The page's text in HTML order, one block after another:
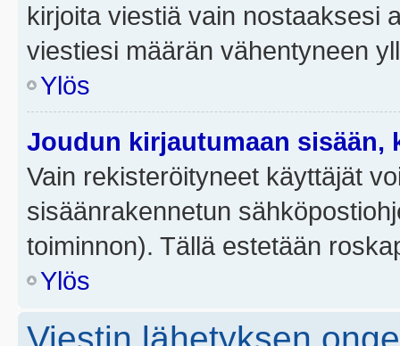
kirjoita viestiä vain nostaaksesi
viestiesi määrän vähentyneen
Ylös
Joudun kirjautumaan sisään,
Vain rekisteröityneet käyttäjät
sisäänrakennetun
toiminnon). Tällä estetään
Ylös